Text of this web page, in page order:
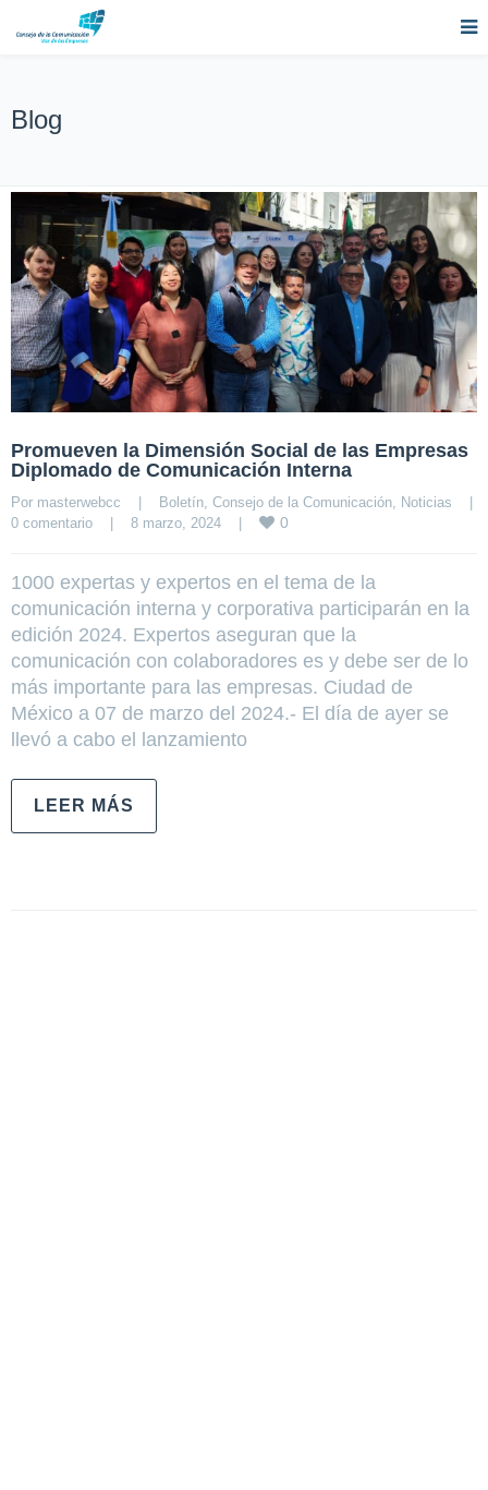
Blog
Promueven la Dimensión Social de las Empresas
Diplomado de Comunicación Interna
Por masterwebcc | Boletín Consejo de la Comunicación Noticias
|
0 comentario
| 8 marzo, 2024 | 0
1000 expertas y expertos en el tema de la
comunicación interna y corporativa participarán en la
edición 2024. Expertos aseguran que la
comunicación con colaboradores es y debe ser de lo
más importante para las empresas. Ciudad de
México a 07 de marzo del 2024.- El día de ayer se
llevó a cabo el lanzamiento
LEER MÁS